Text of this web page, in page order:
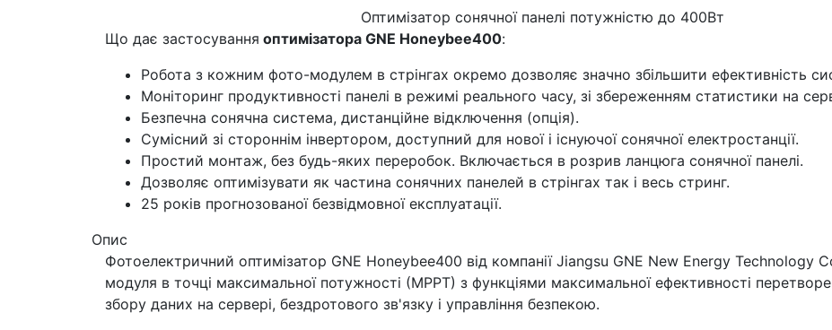
Оптимізатор сонячної панелі потужністю до 400Вт
Що дає застосування оптимізатора GNE Honeybee400:
Робота з кожним фото-модулем в стрінгах окремо дозволяє значно збільшити ефективність
Моніторинг продуктивності панелі в режимі реального часу, зі збереженням статистики на
Безпечна сонячна система, дистанційне відключення (опція).
Сумісний зі стороннім інвертором, доступний для нової і існуючої сонячної електростанції.
Простий монтаж, без будь-яких переробок. Включається в розрив ланцюга сонячної панелі.
Дозволяє оптимізувати як частина сонячних панелей в стрінгах так і весь стринг.
25 років прогнозованої безвідмовної експлуатації.
Опис
Фотоелектричний оптимізатор GNE Honeybee400 від компанії Jiangsu GNE New Energy Technology
модуля в точці максимальної потужності (МРРТ) з функціями максимальної ефективності
збору даних на сервері, бездротового зв'язку і управління безпекою.